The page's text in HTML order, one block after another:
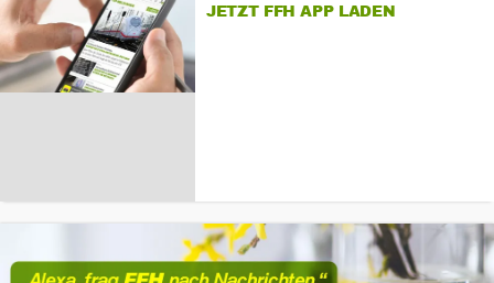
JETZT FFH APP LADEN